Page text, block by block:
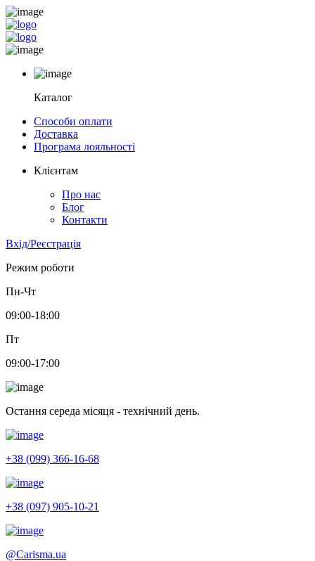
Каталог
Способи оплати
Доставка
Програма лояльності
Клієнтам
Про нас
Блог
Контакти
Вхід/Реєстрація
Режим роботи
Пн-Чт
09:00-18:00
Пт
09:00-17:00
Остання середа місяця - технічний день.
+38 (099) 366-16-68
+38 (097) 905-10-21
@Carisma.ua